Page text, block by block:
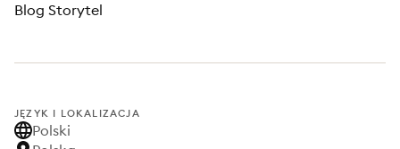
Blog Storytel
JĘZYK I LOKALIZACJA
Polski